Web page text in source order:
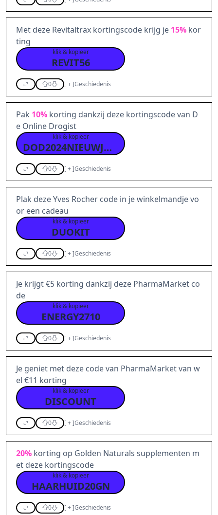
Met deze Revitaltrax kortingscode krijg je 15% kor
ting
klik & kopieer
REVIT56
0 [+]Geschiedenis
Pak 10% korting dankzij deze kortingscode van D
e Online Drogist
klik & kopieer
DOD2024NIEUWJAAR
0 [+]Geschiedenis
Plak deze Yves Rocher code in je winkelmandje vo
or een cadeau
klik & kopieer
DUOKIT
0 [+]Geschiedenis
Je krijgt €5 korting dankzij deze PharmaMarket co
de
klik & kopieer
ENERGY2710
0 [+]Geschiedenis
Je geniet met deze code van PharmaMarket van w
el €11 korting
klik & kopieer
DISCOUNT
0 [+]Geschiedenis
20% korting op Golden Naturals supplementen m
et deze kortingscode
klik & kopieer
HAARHUID20GN
0 [+]Geschiedenis